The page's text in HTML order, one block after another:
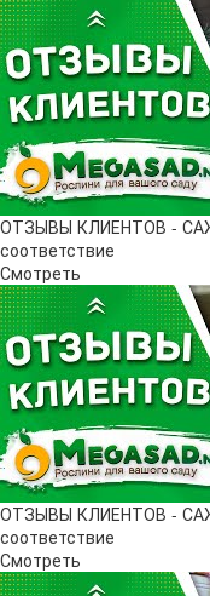
ОТЗЫВЫ КЛИЕНТОВ -
соответствие
Смотреть
ОТЗЫВЫ КЛИЕНТОВ -
соответствие
Смотреть